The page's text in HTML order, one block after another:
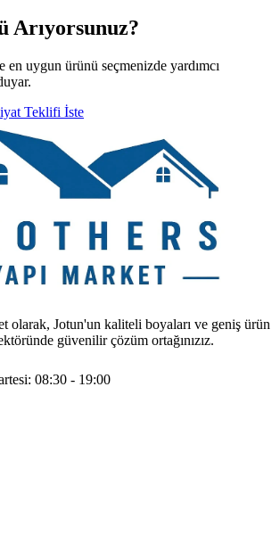
Arıyorsunuz?
uygun ürünü seçmenizde yardımcı
Teklifi İste
olarak, Jotun'un kaliteli boyaları ve geniş ürün
güvenilir çözüm ortağınızız.
08:30 - 19:00